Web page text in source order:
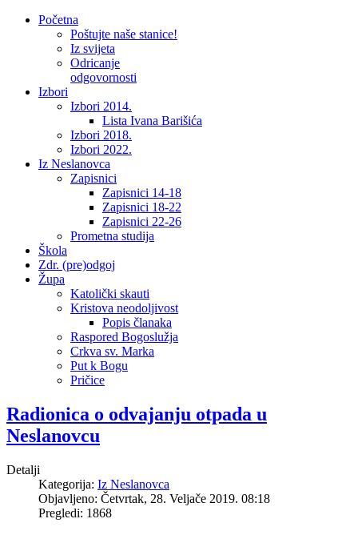
Početna
Poštujte naše stanice!
Iz svijeta
Odricanje
odgovornosti
Izbori
Izbori 2014.
Lista Ivana Barišića
Izbori 2018.
Izbori 2022.
Iz Neslanovca
Zapisnici
Zapisnici 14-18
Zapisnici 18-22
Zapisnici 22-26
Prometna studija
Škola
Zdr. (pre)odgoj
Župa
Katolički skauti
Kristova neodoljivost
Popis članaka
Raspored Bogoslužja
Crkva sv. Marka
Put k Bogu
Pričice
Radionica o odvajanju otpada u
Neslanovcu
Detalji
Kategorija: Iz Neslanovca
Objavljeno: Četvrtak, 28. Veljače 2019. 08:18
Pregledi: 1868